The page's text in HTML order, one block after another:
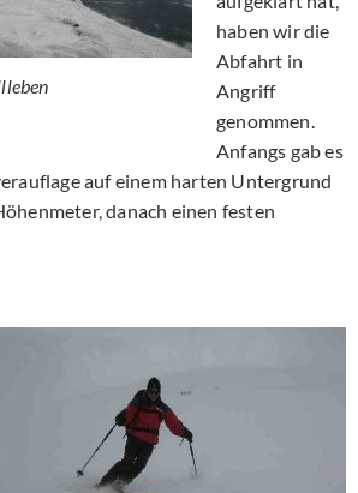
haben wir die
Abfahrt in
Angriff
genommen.
Anfangs gab es
auf einem harten Untergrund
danach einen festen